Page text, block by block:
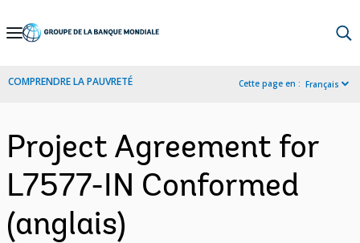
Skip
Navigation
COMPRENDRE LA PAUVRETÉ Cette page en : Français
Project Agreement for
L7577-IN Conformed
(anglais)